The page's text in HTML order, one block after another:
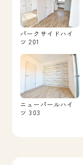
パークサイドハイ
ツ 201
ニューパールハイ
ツ 303